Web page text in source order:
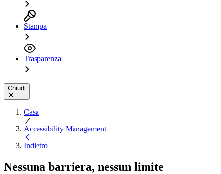
Stampa
Trasparenza
Chiudi
Casa
Accessibility Management
Indietro
Nessuna barriera, nessun limite